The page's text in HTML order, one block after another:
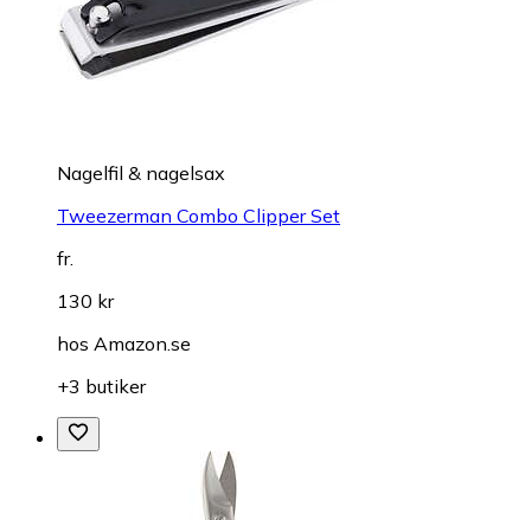
Nagelfil & nagelsax
Tweezerman Combo Clipper Set
fr.
130 kr
hos Amazon.se
+3 butiker